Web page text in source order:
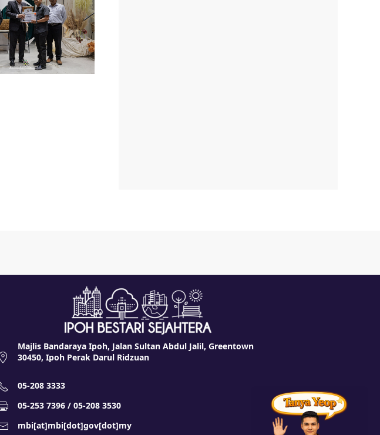
Majlis Bandaraya Ipoh, Jalan Sultan Abdul Jalil, Greentown
30450, Ipoh Perak Darul Ridzuan
05-208 3333
05-253 7396 / 05-208 3530
mbi[at]mbi[dot]gov[dot]my